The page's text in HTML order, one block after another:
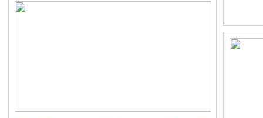
Retrográdní Chiron v Býku a Beranu
Chiron nám připomíná, že